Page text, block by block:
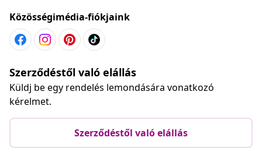
Közösségimédia-fiókjaink
Szerződéstől való elállás
Küldj be egy rendelés lemondására vonatkozó
kérelmet.
Szerződéstől való elállás